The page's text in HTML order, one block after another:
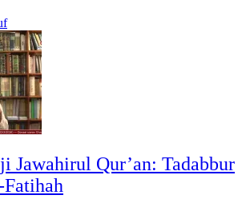
Jawahirul Qur’an: Tadabbur